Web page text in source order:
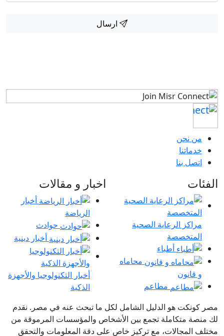
ارسال
من نحن
خدماتنا
اتصل بنا
الفئات
مراكز الرعاية الصحية
المتخصصة
أطباء
محاماه
و قانون
مطاعم
اخبار و مقالات
أخبار
الرياضة
حوادث
أخبار دينية
أخبار التكنولوجيا والأجهزة
الذكية
مصر كونكت هو الدليل الشامل لكل ما تبحث عنه في مصر. نقدم
لك منصة متكاملة تجمع بين الأشخاص والمؤسسات المرموقة من
مختلف المجالات، مع تركيز خاص على دقة المعلومات والتحقق